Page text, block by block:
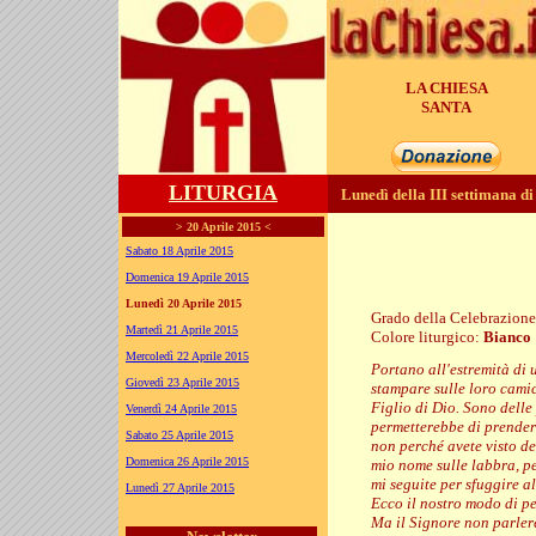
LA CHIESA
GENERA
LITURGIA
> 20 Aprile 2015 <
Sabato 18 Aprile 2015
Domenica 19 Aprile 2015
Lunedì 20 Aprile 2015
Martedì 21 Aprile 2015
Mercoledì 22 Aprile 2015
Giovedì 23 Aprile 2015
Venerdì 24 Aprile 2015
Sabato 25 Aprile 2015
Domenica 26 Aprile 2015
Lunedì 27 Aprile 2015
Lunedì della III settimana di
Grado della
Colore liturgico: Bianco
Portano all'estremità di
stampare sulle loro
Figlio di Dio. Sono delle
permetterebbe di
non perché avete visto
mio nome sulle labbra,
mi seguite per sfuggire
Ecco il nostro modo di
Ma il Signore non